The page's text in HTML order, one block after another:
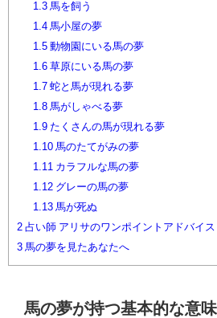
1.3馬を飼う
1.4馬小屋の夢
1.5動物園にいる馬の夢
1.6草原にいる馬の夢
1.7蛇と馬が現れる夢
1.8馬がしゃべる夢
1.9たくさんの馬が現れる夢
1.10馬のたてがみの夢
1.11
カラフルな馬の夢
1.12グレーの馬の夢
1.13馬が死ぬ
2 占い師 アリサのワンポイントアドバイス
3 馬の夢を見たあなたへ
馬の夢が持つ基本的な意味